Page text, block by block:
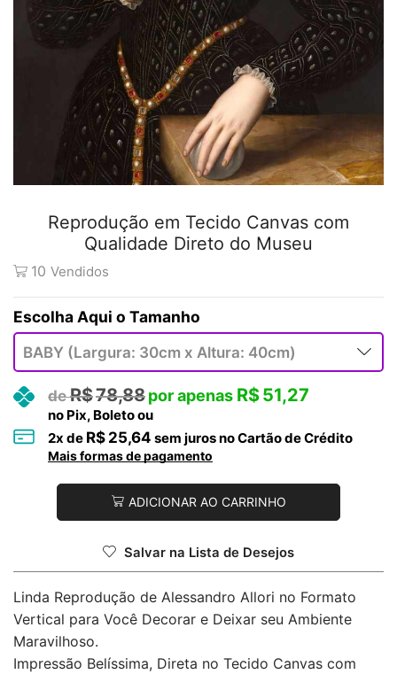
Reprodução em Tecido Canvas com
Qualidade Direto do Museu
10 Vendidos
Tamanho
R$78,88 R$51,27
no Pix, Boleto ou
2x de R$ 25,64 sem juros no Cartão de Crédito
Mais formas de pagamento
ADICIONAR AO CARRINHO
Salvar na Lista de Desejos
Linda Reprodução de Alessandro Allori no Formato
Vertical para Você Decorar e Deixar seu Ambiente
Maravilhoso.
Impressão Belíssima, Direta no Tecido Canvas com